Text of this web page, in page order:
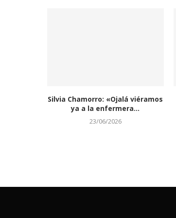
Silvia Chamorro: «Ojalá viéramos
ya a la enfermera...
23/06/2026